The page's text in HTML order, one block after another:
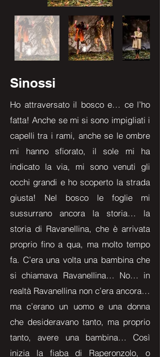
Sinossi
Ho attraversato il bosco e… ce l’ho
fatta! Anche se mi si sono impigliati i
capelli tra i rami, anche se le ombre
mi hanno sfiorato, il sole mi ha
indicato la via, mi sono venuti gli
occhi grandi e ho scoperto la strada
giusta! Nel bosco le foglie mi
sussurrano ancora la storia… la
storia di Ravanellina, che è arrivata
proprio fino a qua, ma molto tempo
fa. C’era una volta una bambina che
si chiamava Ravanellina… No… in
realtà Ravanellina non c’era ancora…
ma c’erano un uomo e una donna
che desideravano tanto, ma proprio
tanto, avere una bambina… Così
inizia la fiaba di Raperonzolo, o